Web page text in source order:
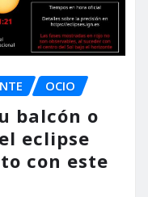
OCIO
balcón o
eclipse
con este